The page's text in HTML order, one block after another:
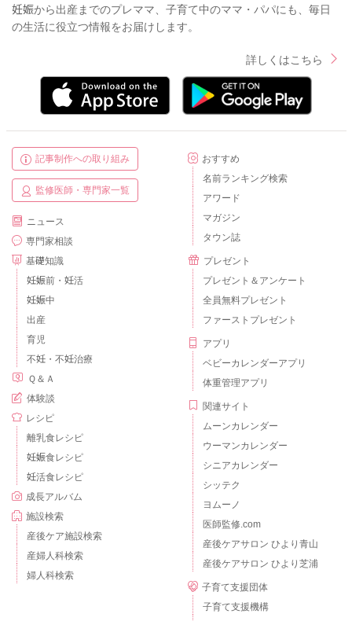
妊娠から出産までのプレママ、子育て中のママ・パパにも、毎日
の生活に役立つ情報をお届けします。
詳しくはこちら
記事制作への取り組み
監修医師・専門家一覧
ニュース
専門家相談
基礎知識
妊娠前・妊活
妊娠中
出産
育児
不妊・不妊治療
Ｑ＆Ａ
体験談
レシピ
離乳食レシピ
妊娠食レシピ
妊活食レシピ
成長アルバム
施設検索
産後ケア施設検索
産婦人科検索
婦人科検索
おすすめ
名前ランキング検索
アワード
マガジン
タウン誌
プレゼント
プレゼント＆アンケート
全員無料プレゼント
ファーストプレゼント
アプリ
ベビーカレンダーアプリ
体重管理アプリ
関連サイト
ムーンカレンダー
ウーマンカレンダー
シニアカレンダー
シッテク
ヨムーノ
医師監修.com
産後ケアサロン ひより青山
産後ケアサロン ひより芝浦
子育て支援団体
子育て支援機構